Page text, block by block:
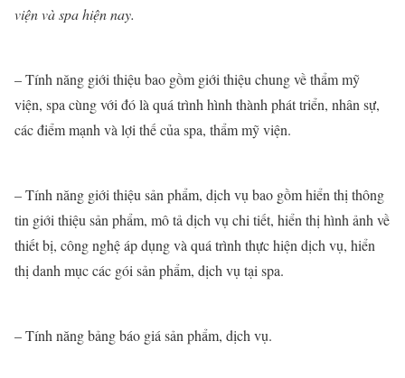
viện và spa hiện nay.
– Tính năng giới thiệu bao gồm giới thiệu chung về thẩm mỹ
viện, spa cùng với đó là quá trình hình thành phát triển, nhân sự,
các điểm mạnh và lợi thế của spa, thẩm mỹ viện.
– Tính năng giới thiệu sản phẩm, dịch vụ bao gồm hiển thị thông
tin giới thiệu sản phẩm, mô tả dịch vụ chi tiết, hiển thị hình ảnh về
thiết bị, công nghệ áp dụng và quá trình thực hiện dịch vụ, hiển
thị danh mục các gói sản phẩm, dịch vụ tại spa.
– Tính năng bảng báo giá sản phẩm, dịch vụ.